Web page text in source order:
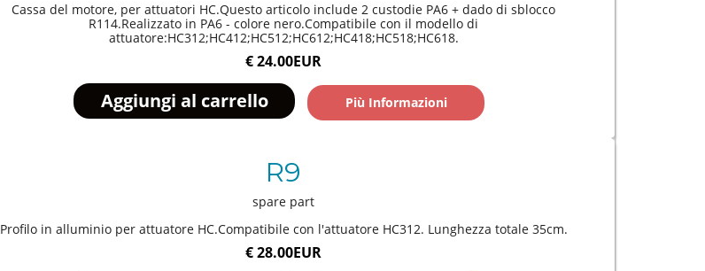
Cassa del motore, per attuatori HC.Questo articolo include 2 custodie PA6 + dado di sblocco
R114.Realizzato in PA6 - colore nero.Compatibile con il modello di
attuatore:HC312;HC412;HC512;HC612;HC418;HC518;HC618.
€ 24.00EUR
Più Informazioni
R9
spare part
Profilo in alluminio per attuatore HC.Compatibile con l'attuatore HC312. Lunghezza totale 35cm.
€ 28.00EUR